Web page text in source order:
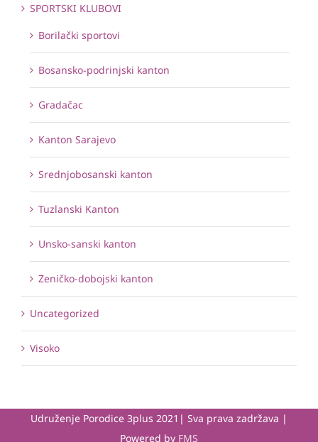
SPORTSKI KLUBOVI
Borilački sportovi
Bosansko-podrinjski kanton
Gradačac
Kanton Sarajevo
Srednjobosanski kanton
Tuzlanski Kanton
Unsko-sanski kanton
Zeničko-dobojski kanton
Uncategorized
Visoko
Udruženje Porodice 3plus 2021| Sva prava zadržava |
Powered by FMS